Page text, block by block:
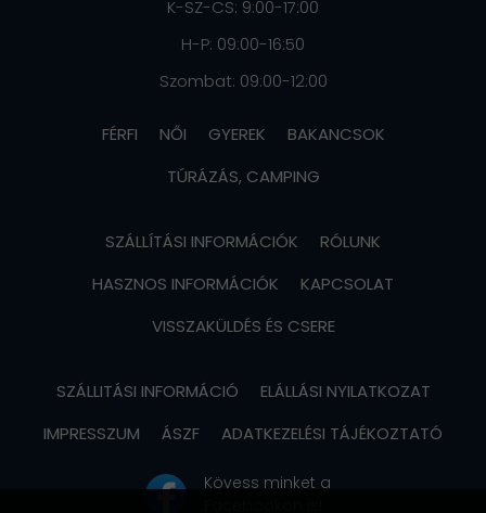
K-SZ-CS: 9:00-17:00
H-P: 09:00-16:50
Szombat: 09:00-12:00
FÉRFI NŐI GYEREK
BAKANCSOK
TÚRÁZÁS, CAMPING
SZÁLLÍTÁSI INFORMÁCIÓK
RÓLUNK
HASZNOS INFORMÁCIÓK
KAPCSOLAT
VISSZAKÜLDÉS ÉS CSERE
SZÁLLITÁSI INFORMÁCIÓ
ELÁLLÁSI NYILATKOZAT
IMPRESSZUM
ÁSZF ADATKEZELÉSI TÁJÉKOZTATÓ
Kövess minket a